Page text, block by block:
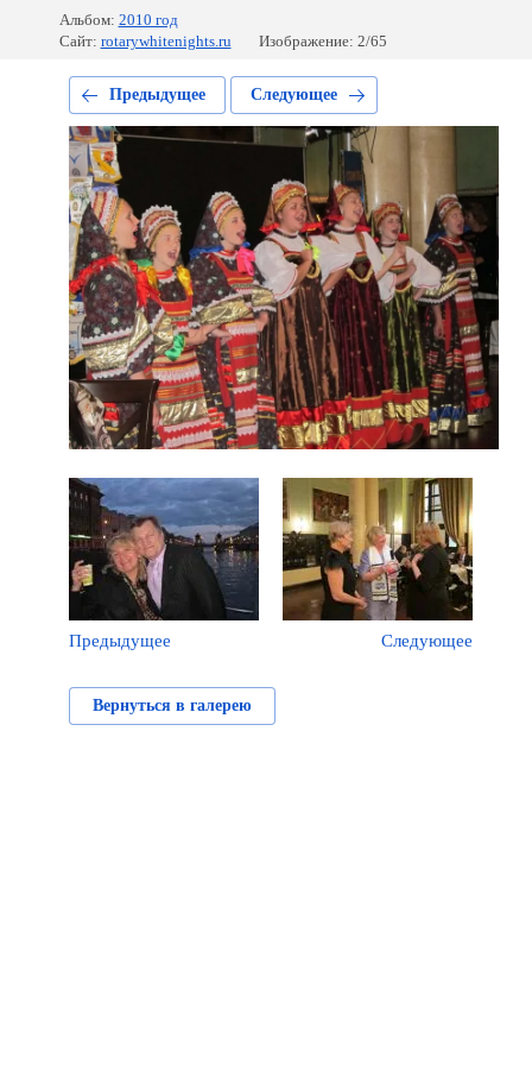
Альбом: 2010 год
Сайт: rotarywhitenights.ru Изображение: 2/65
Предыдущее Следующее
Предыдущее Следующее
Вернуться в галерею